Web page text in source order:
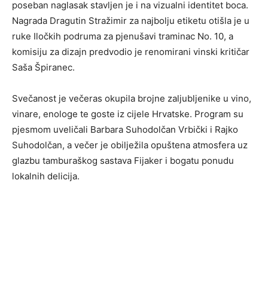
poseban naglasak stavljen je i na vizualni identitet boca.
Nagrada Dragutin Stražimir za najbolju etiketu otišla je u
ruke Iločkih podruma za pjenušavi traminac No. 10, a
komisiju za dizajn predvodio je renomirani vinski kritičar
Saša Špiranec.
Svečanost je večeras okupila brojne zaljubljenike u vino,
vinare, enologe te goste iz cijele Hrvatske. Program su
pjesmom uveličali Barbara Suhodolčan Vrbički i Rajko
Suhodolčan, a večer je obilježila opuštena atmosfera uz
glazbu tamburaškog sastava Fijaker i bogatu ponudu
lokalnih delicija.